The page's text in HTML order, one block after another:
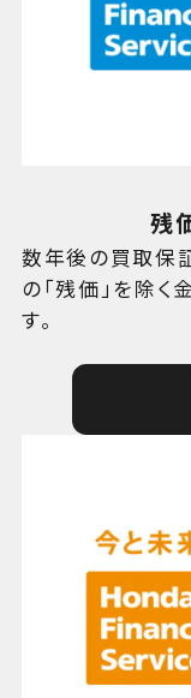
残
数年後の買取保
の「残価」を除
す。